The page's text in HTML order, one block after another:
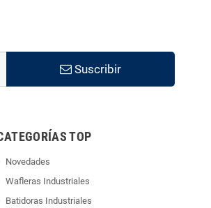
Suscribir
TOP
Novedades
Wafleras Industriales
Batidoras Industriales